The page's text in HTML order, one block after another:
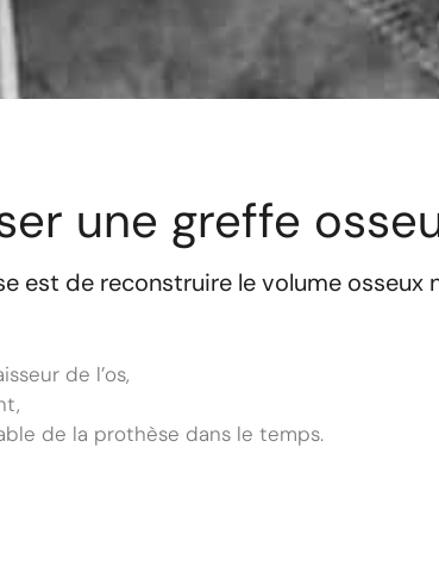
une greffe
est de reconstruire le volume osseux
de l’os,
de la prothèse dans le temps.